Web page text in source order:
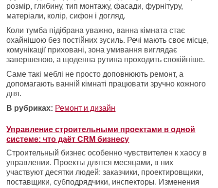
розмір, глибину, тип монтажу, фасади, фурнітуру,
матеріали, колір, сифон і догляд.
Коли тумба підібрана уважно, ванна кімната стає
охайнішою без постійних зусиль. Речі мають своє місце,
комунікації приховані, зона умивання виглядає
завершеною, а щоденна рутина проходить спокійніше.
Саме такі меблі не просто доповнюють ремонт, а
допомагають ванній кімнаті працювати зручно кожного
дня.
В рубриках: Ремонт и дизайн
Управление строительными проектами в одной
системе: что даёт CRM бизнесу
Строительный бизнес особенно чувствителен к хаосу в
управлении. Проекты длятся месяцами, в них
участвуют десятки людей: заказчики, проектировщики,
поставщики, субподрядчики, инспекторы. Изменения